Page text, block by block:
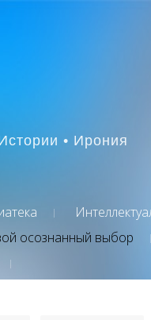
• Ирония
осознанный выбор